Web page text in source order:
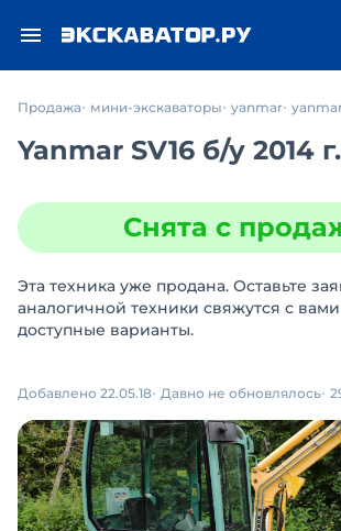
Продажа мини-экскаваторы yanmar
Yanmar SV16 б/у 2014
Снята с
Эта техника уже продана. Оставьте
аналогичной техники свяжутся с
доступные варианты.
Добавлено 22.05.18 Давно не обновлялось